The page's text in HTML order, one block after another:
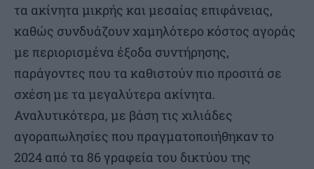
τα ακίνητα μικρής και μεσαίας επιφάνειας,
καθώς συνδυάζουν χαμηλότερο κόστος αγοράς
με περιορισμένα έξοδα συντήρησης,
παράγοντες που τα καθιστούν πιο προσιτά σε
σχέση με τα μεγαλύτερα ακίνητα.
Αναλυτικότερα, με βάση τις χιλιάδες
αγοραπωλησίες που πραγματοποιήθηκαν το
2024 από τα 86 γραφεία του δικτύου της